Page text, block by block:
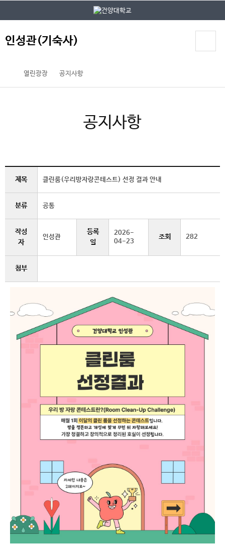
인성관(기숙사)
열린광장 공지사항
공지사항
제목 클린룸(우리방자랑콘테스트) 선정 결과 안내
분류 공통
작성
자
인성관
등록
일
2026-
04-23
조회 282
첨부